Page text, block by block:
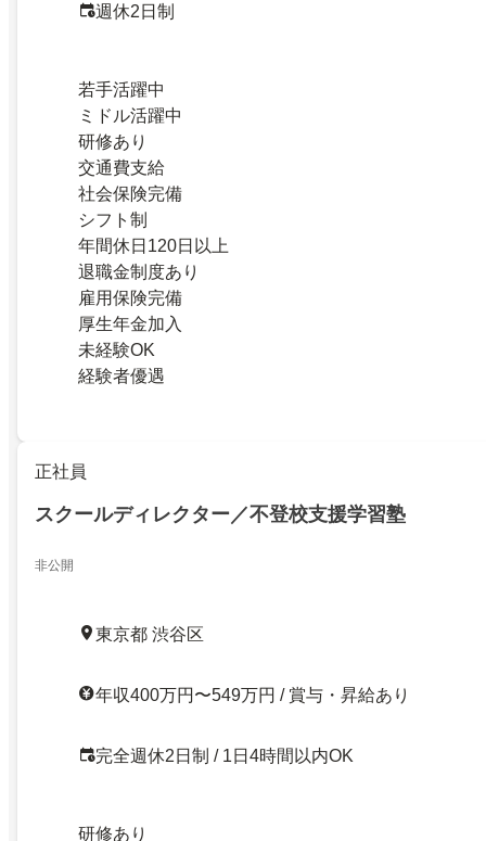
週休2日制
若手活躍中
ミドル活躍中
研修あり
交通費支給
社会保険完備
シフト制
年間休日120日以上
退職金制度あり
雇用保険完備
厚生年金加入
未経験OK
経験者優遇
正社員
スクールディレクター／不登校支援学習塾
非公開
東京都 渋谷区
年収400万円〜549万円 / 賞与・昇給あり
完全週休2日制 / 1日4時間以内OK
研修あり